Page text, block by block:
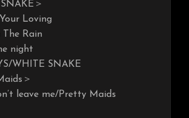
＞
Loving
The Rain
night
WHITE SNAKE
＞
leave me/Pretty Maids